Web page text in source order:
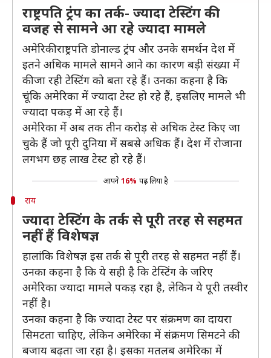
राष्ट्रपति ट्रंप का तर्क- ज्यादा टेस्टिंग की
वजह से सामने आ रहे ज्यादा मामले
अमेरिकी राष्ट्रपति डोनाल्ड ट्रंप और उनके समर्थन देश में
इतने अधिक मामले सामने आने का कारण बड़ी संख्या में
की जा रही टेस्टिंग को बता रहे हैं। उनका कहना है कि
चूंकि अमेरिका में ज्यादा टेस्ट हो रहे हैं, इसलिए मामले भी
ज्यादा पकड़ में आ रहे हैं।
अमेरिका में अब तक तीन करोड़ से अधिक टेस्ट किए जा
चुके हैं जो पूरी दुनिया में सबसे अधिक हैं। देश में रोजाना
लगभग छह लाख टेस्ट हो रहे हैं।
आपने 16% पढ़ लिया है
राय
ज्यादा टेस्टिंग के तर्क से पूरी तरह से सहमत
नहीं हैं विशेषज्ञ
हालांकि विशेषज्ञ इस तर्क से पूरी तरह से सहमत नहीं हैं।
उनका कहना है कि ये सही है कि टेस्टिंग के जरिए
अमेरिका ज्यादा मामले पकड़ रहा है, लेकिन ये पूरी तस्वीर
नहीं है।
उनका कहना है कि ज्यादा टेस्ट पर संक्रमण का दायरा
सिमटता चाहिए, लेकिन अमेरिका में संक्रमण सिमटने की
बजाय बढ़ता जा रहा है। इसका मतलब अमेरिका में